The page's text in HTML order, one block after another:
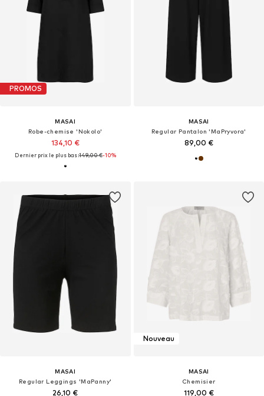
PROMOS
MASAI
Robe-chemise 'Nokolo'
134,10 €
Dernier prix le plus bas :149,00 €-10%
MASAI
Regular Pantalon 'MaPryvora'
89,00 €
MASAI
Regular Leggings 'MaPanny'
26,10 €
Nouveau
MASAI
Chemisier
119,00 €